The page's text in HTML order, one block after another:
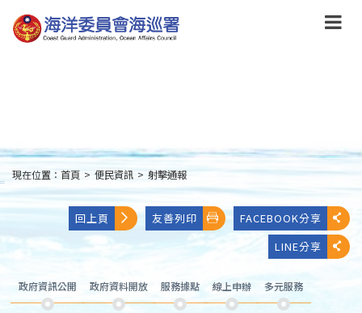
到
主
:::
現在位置： 首頁 > 便民資訊 > 射擊通報
回上頁 友善列印
FACEBOOK分享
LINE分享
政府資訊公開 政府資料開放 服務據點 線上申辦 多元服務